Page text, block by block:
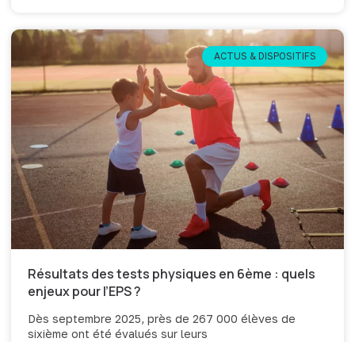
ACTUS & DISPOSITIFS
Résultats des tests physiques en 6ème : quels
enjeux pour l’EPS ?
Dès septembre 2025, près de 267 000 élèves de
sixième ont été évalués sur leurs